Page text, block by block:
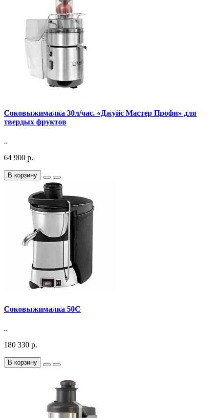
Соковыжималка 30л/час. «Джуйс Мастер Профи» для
твердых фруктов
..
64 900 р.
В корзину
Соковыжималка 50С
..
180 330 р.
В корзину